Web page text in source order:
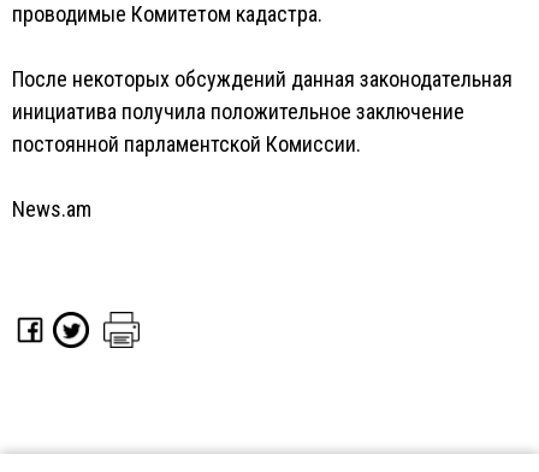
проводимые Комитетом кадастра.
После некоторых обсуждений данная законодательная
инициатива получила положительное заключение
постоянной парламентской Комиссии.
News.am